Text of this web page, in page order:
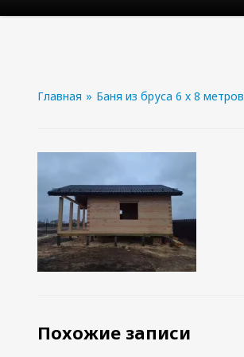
Главная » Баня из бруса 6 х 8 метров
Похожие записи